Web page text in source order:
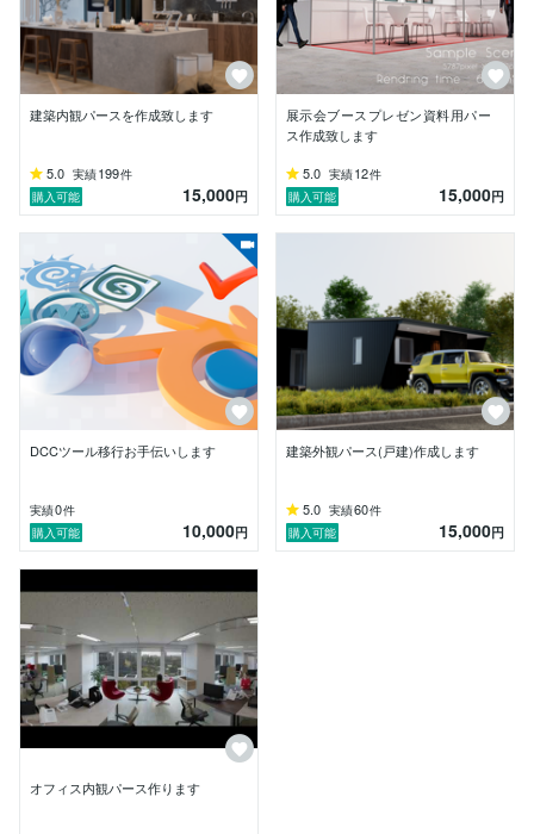
建築内観パースを作成致します
5.0 実績199件
購入可能
15,000円
展示会ブースプレゼン資料用パー
ス作成致します
5.0 実績12件
購入可能
15,000円
DCCツール移行お手伝いします
実績0件
購入可能
10,000円
建築外観パース(戸建)作成します
5.0 実績60件
購入可能
15,000円
オフィス内観パース作ります